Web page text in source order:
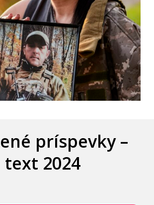
príspevky –
text 2024